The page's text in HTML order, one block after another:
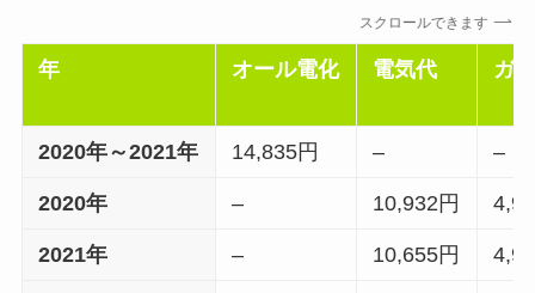
スクロールできます
年 オール電化 電気代 ガ
2020年～2021年 14,835円 – –
2020年 – 10,932円
2021年 – 10,655円